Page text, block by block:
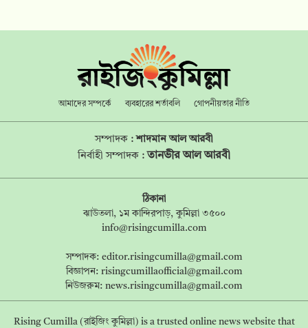
আমাদের সম্পর্কে ব্যবহারের শর্তাবলি গোপনীয়তার নীতি
সম্পাদক :শাদমান আল আরবী
নির্বাহী সম্পাদক : তানভীর আল আরবী
ঠিকানা
ঝাউতলা, ১ম কান্দিরপাড়, কুমিল্লা ৩৫০০
info@risingcumilla.com
সম্পাদক: editor.risingcumilla@gmail.com
বিজ্ঞাপন: risingcumillaofficial@gmail.com
নিউজরুম: news.risingcumilla@gmail.com
Rising Cumilla (রাইজিং কুমিল্লা) is a trusted online news website that